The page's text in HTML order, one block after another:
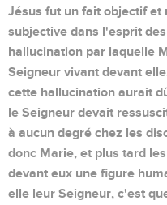
Jésus fut un fait objectif
subjective dans l'esprit
hallucination par laquelle
Seigneur vivant devant
cette hallucination aurait
le Seigneur devait
à aucun degré chez les
donc Marie, et plus tard
devant eux une figure
elle leur Seigneur, c'est